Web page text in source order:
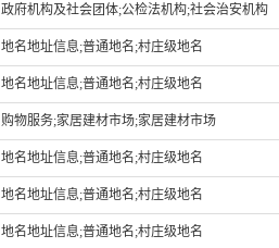
政府机构及社会团体;公检法机构;社会治安机构
地名地址信息;普通地名;村庄级地名
地名地址信息;普通地名;村庄级地名
购物服务;家居建材市场;家居建材市场
地名地址信息;普通地名;村庄级地名
地名地址信息;普通地名;村庄级地名
地名地址信息;普通地名;村庄级地名